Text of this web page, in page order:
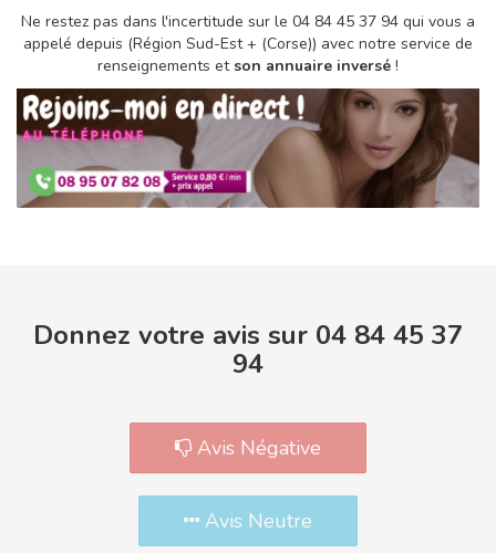
Ne restez pas dans l'incertitude sur le 04 84 45 37 94 qui vous a
appelé depuis (Région Sud-Est + (Corse)) avec notre service de
renseignements et son annuaire inversé !
Donnez votre avis sur 04 84 45 37
94
Avis Négative
Avis Neutre